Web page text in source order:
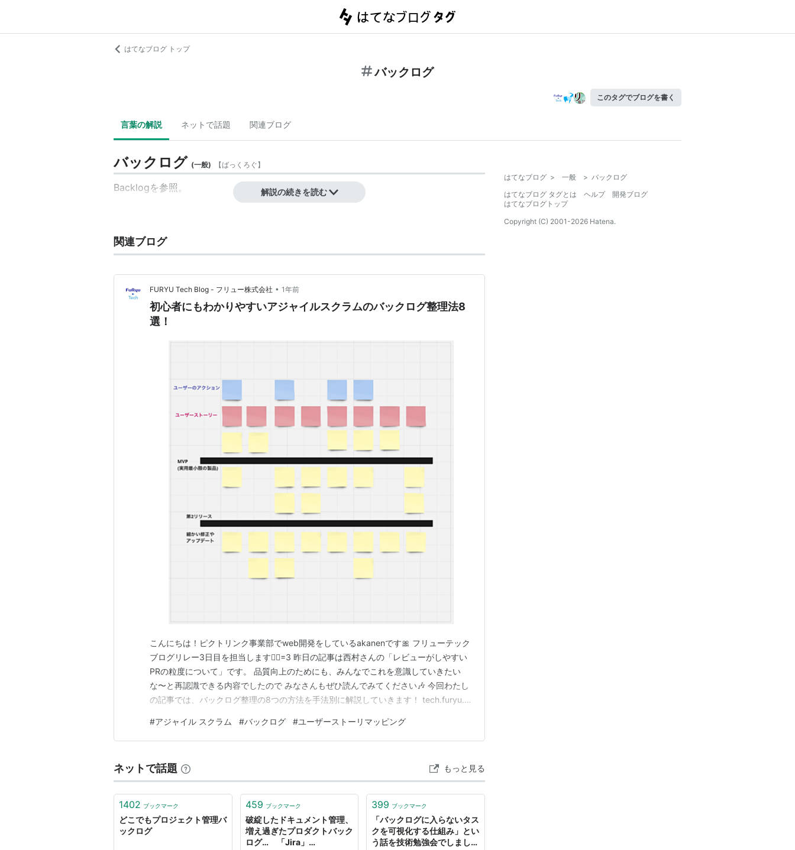
はてなブログ トップ
バックログ
このタグでブログを書く
言葉の解説 ネットで話題 関連ブログ
バックログ (一般) 【ばっくろぐ】
Backlogを参照。 解説の続きを読む
関連ブログ
FURYU Tech Blog - フリュー株式会社 • 1年前
初心者にもわかりやすいアジャイルスクラムのバックログ整理法8
選！
こんにちは！ピクトリンク事業部でweb開発をしているakanenです🎀 フリューテック
ブログリレー3日目を担当します🏃‍♀️=3 昨日の記事は西村さんの「レビューがしやすい
PRの粒度について」です。 品質向上のためにも、みんなでこれを意識していきたい
な〜と再認識できる内容でしたので みなさんもぜひ読んでみてください🎶 今回わたし
の記事では、バックログ整理の8つの方法を手法別に解説していきます！ tech.furyu.jp
スクラムマスターでもありません！😳 それでも、アジャイルスクラムの開発方法に興
味を持ち、最近「バ…
#アジャイル スクラム #バックログ #ユーザーストーリマッピング
ネットで話題 もっと見る
1402 ブックマーク
どこでもプロジェクト管理バ
ックログ
459 ブックマーク
破綻したドキュメント管理、
増え過ぎたプロダクトバック
ログ… 「Jira」
399 ブックマーク
「バックログに入らないタス
クを可視化する仕組み」とい
う話を技術勉強会でしました
はてなブログ > 一般 > バックログ
はてなブログ タグとは
ヘルプ
開発ブログ
はてなブログトップ
Copyright (C) 2001-2026 Hatena.